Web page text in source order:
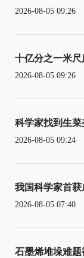
2026-08-05 09:26
十亿分之一米
2026-08-05 09:26
科学家找到生
2026-08-05 09:24
我国科学家首获
2026-08-05 07:40
石墨烯堆垛难